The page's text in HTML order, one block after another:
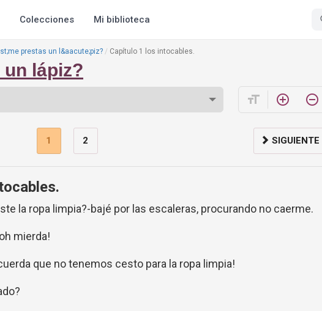
Colecciones Mi biblioteca
prestas un l&aacute;piz? Capítulo 1 los intocables.
lápiz?
format_size add_circle_outline remove_circle_outline
1 2 SIGUIENTE
la ropa limpia?-bajé por las escaleras, procurando no caerme.
mierda!
que no tenemos cesto para la ropa limpia!